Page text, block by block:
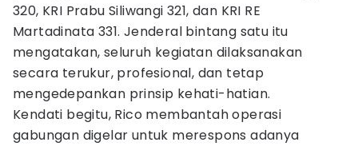
320, KRI Prabu Siliwangi 321, dan KRI RE
Martadinata 331. Jenderal bintang satu itu
mengatakan, seluruh kegiatan dilaksanakan
secara terukur, profesional, dan tetap
mengedepankan prinsip kehati-hatian.
Kendati begitu, Rico membantah operasi
gabungan digelar untuk merespons adanya